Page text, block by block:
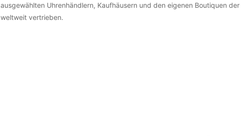
ausgewählten Uhrenhändlern, Kaufhäusern und den eigenen Boutiquen
weltweit vertrieben.